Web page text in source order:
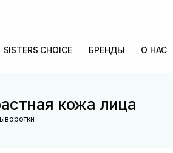
SISTERS CHOICE БРЕНДЫ О НАС
кожа лица